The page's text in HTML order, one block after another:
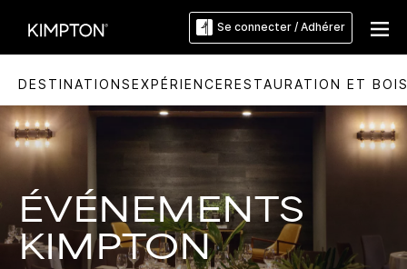
Se connecter / Adhérer
DESTINATIONSEXPÉRIENCERESTAURATION ET
ÉVÉNEMENTS
KIMPTON